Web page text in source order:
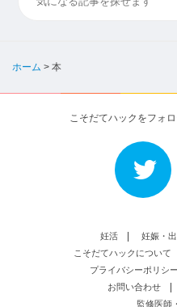
ホーム > 本
こそだてハックをフォ
妊活 妊娠・
こそだてハックについて
プライバシーポリシー
お問い合わせ
監修医師